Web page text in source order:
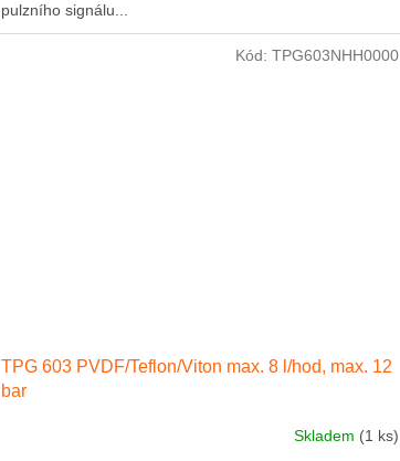
pulzního signálu...
TPG 603 PVDF/Teflon/Viton max. 8 l/hod, max. 12
bar
Skladem (1 ks)
Kód: TPG603NHH0000